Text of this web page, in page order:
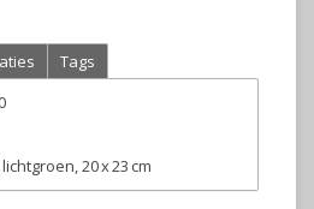
Tags
20 x 23 cm